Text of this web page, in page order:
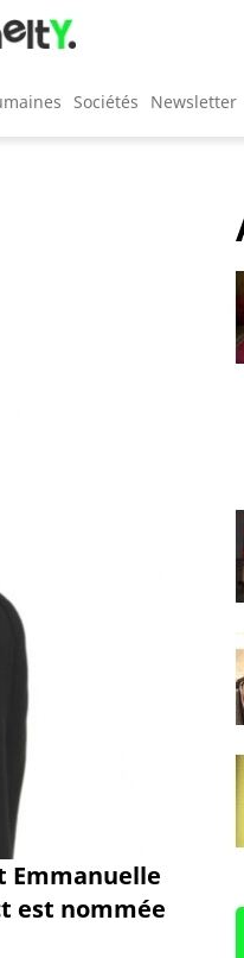
Sociétés Newsletter
Emmanuelle
est nommée